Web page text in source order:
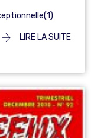
LIRE LA SUITE